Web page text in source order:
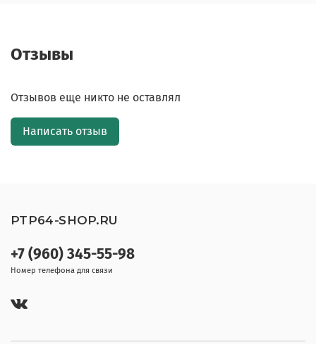
Отзывы
Отзывов еще никто не оставлял
Написать отзыв
+7 (960) 345-55-98
Номер телефона для связи
PTP64-SHOP.RU